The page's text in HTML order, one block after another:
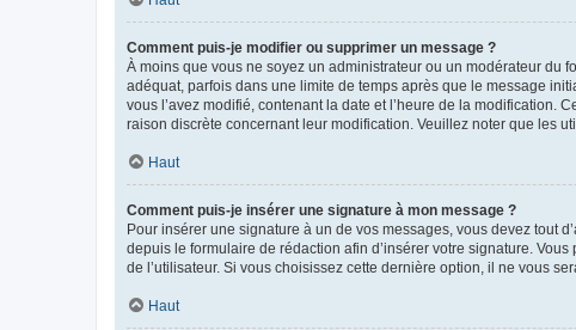
Comment puis-je modifier ou supprimer un message ?
À moins que vous ne soyez un administrateur ou un modérateur du
adéquat, parfois dans une limite de temps après que le message
vous l’avez modifié, contenant la date et l’heure de la modification.
raison discrète concernant leur modification. Veuillez noter que les
Haut
Comment puis-je insérer une signature à mon message ?
Pour insérer une signature à un de vos messages, vous devez tout
depuis le formulaire de rédaction afin d’insérer votre signature.
de l’utilisateur. Si vous choisissez cette dernière option, il ne vous
Haut